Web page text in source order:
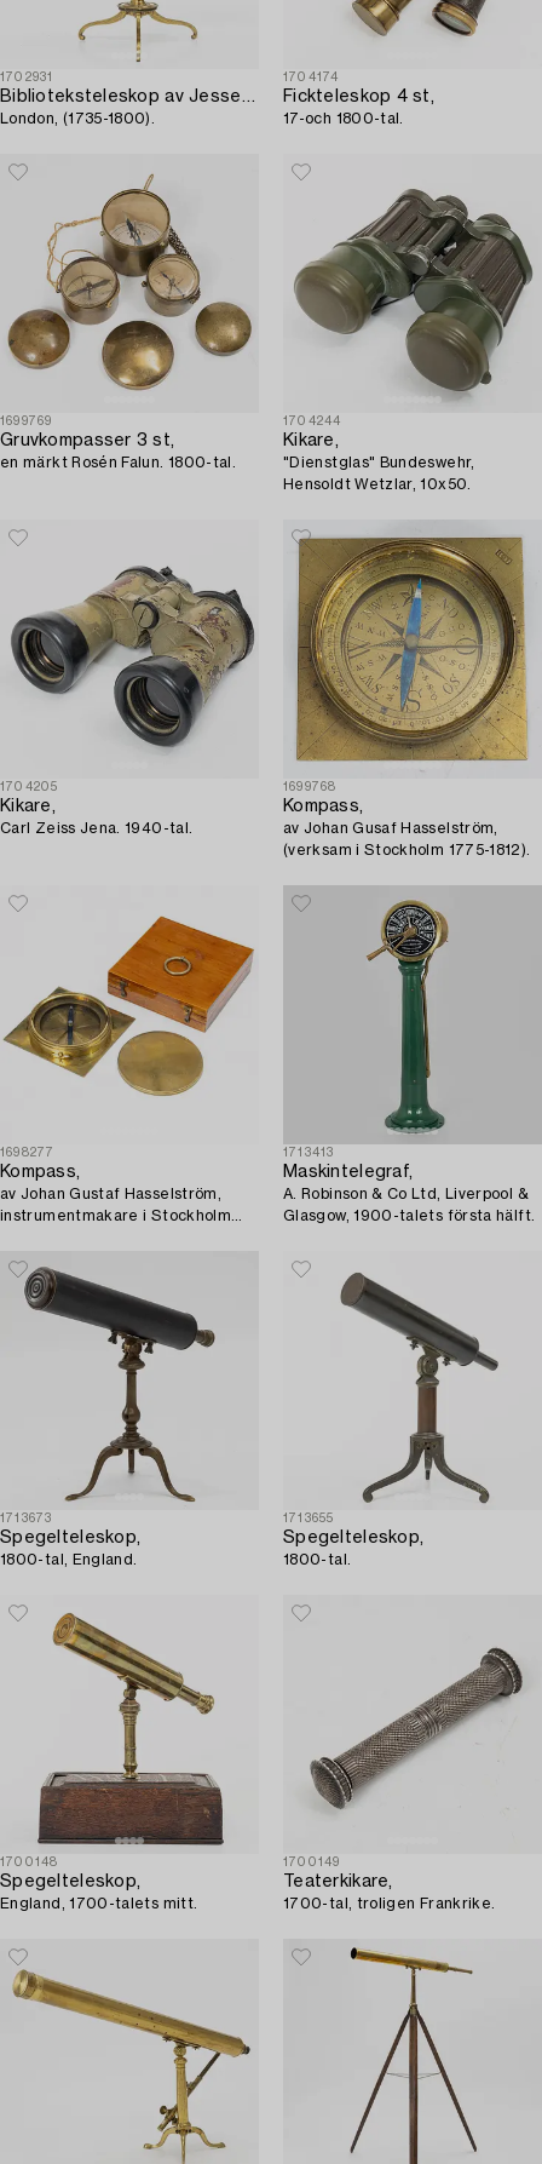
1702931
Biblioteksteleskop av Jesse Ramsden,
London, (1735-1800).
1704174
Fickteleskop 4 st,
17-och 1800-tal.
1699769
Gruvkompasser 3 st,
en märkt Rosén Falun. 1800-tal.
1704244
Kikare,
"Dienstglas" Bundeswehr,
Hensoldt Wetzlar, 10x50.
1704205
Kikare,
Carl Zeiss Jena. 1940-tal.
1699768
Kompass,
av Johan Gusaf Hasselström,
(verksam i Stockholm 1775-1812).
1698277
Kompass,
av Johan Gustaf Hasselström,
instrumentmakare i Stockholm
1713413
Maskintelegraf,
A. Robinson & Co Ltd, Liverpool &
Glasgow, 1900-talets första hälft.
1713673
Spegelteleskop,
1800-tal, England.
1713655
Spegelteleskop,
1800-tal.
1700148
Spegelteleskop,
England, 1700-talets mitt.
1700149
Teaterkikare,
1700-tal, troligen Frankrike.